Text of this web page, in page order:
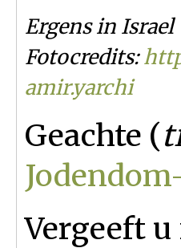
Ergens in Israel
Fotocredits:
amir.yarchi
Geachte (
Vergeeft